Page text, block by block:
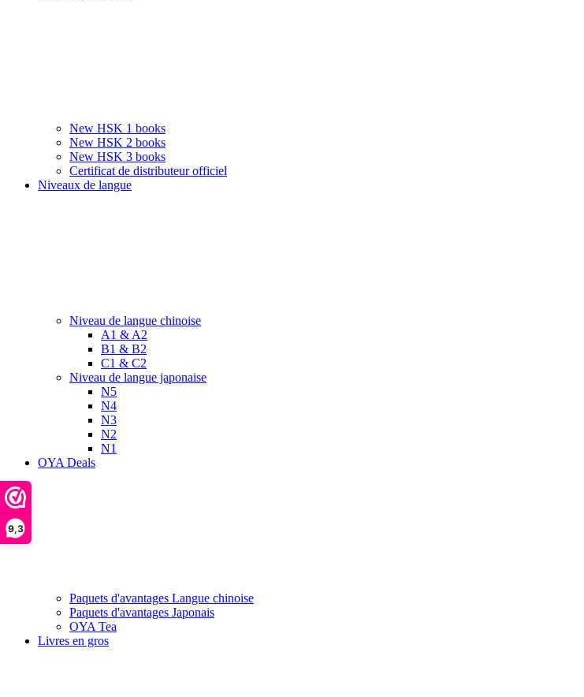
9,3
New HSK 1 books
New HSK 2 books
New HSK 3 books
Certificat de distributeur officiel
Niveaux de langue
Niveau de langue chinoise
A1 & A2
B1 & B2
C1 & C2
Niveau de langue japonaise
N5
N4
N3
N2
N1
OYA Deals
Paquets d'avantages Langue chinoise
Paquets d'avantages Japonais
OYA Tea
Livres en gros